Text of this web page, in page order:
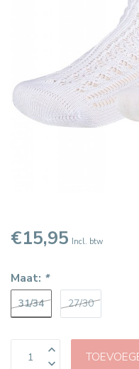
€15,95 Incl. btw
Maat: *
31/34 27/30